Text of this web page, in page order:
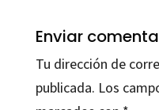
Enviar
Tu dirección de
publicada. Los